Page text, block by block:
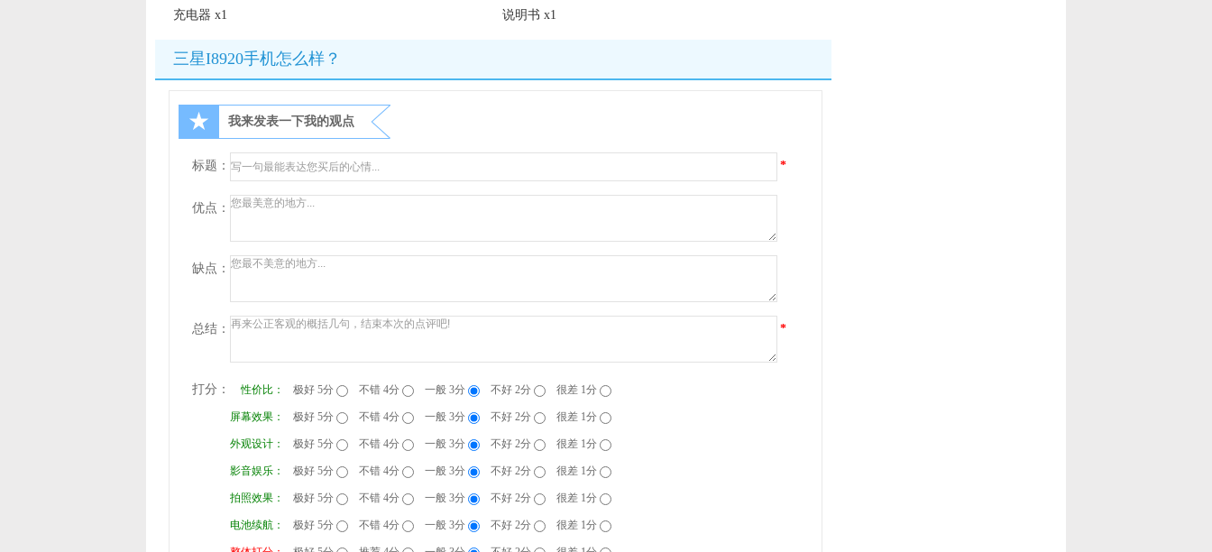
充电器 x1
说明书 x1
三星I8920手机怎么样？
★ 我来发表一下我的观点
标题： *
优点：
缺点：
总结： *
打分： 性价比： 极好 5分 不错 4分 一般 3分 不好 2分 很差 1分
屏幕效果： 极好 5分 不错 4分 一般 3分 不好 2分 很差 1分
外观设计： 极好 5分 不错 4分 一般 3分 不好 2分 很差 1分
影音娱乐： 极好 5分 不错 4分 一般 3分 不好 2分 很差 1分
拍照效果： 极好 5分 不错 4分 一般 3分 不好 2分 很差 1分
电池续航： 极好 5分 不错 4分 一般 3分 不好 2分 很差 1分